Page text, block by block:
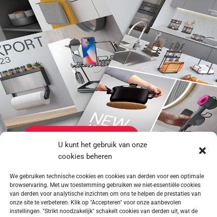
U kunt het gebruik van onze
cookies beheren
We gebruiken technische cookies en cookies van derden voor een optimale
browservaring. Met uw toestemming gebruiken we niet-essentiële cookies
van derden voor analytische inzichten om ons te helpen de prestaties van
onze site te verbeteren. Klik op "Accepteren" voor onze aanbevolen
instellingen. "Strikt noodzakelijk" schakelt cookies van derden uit, wat de